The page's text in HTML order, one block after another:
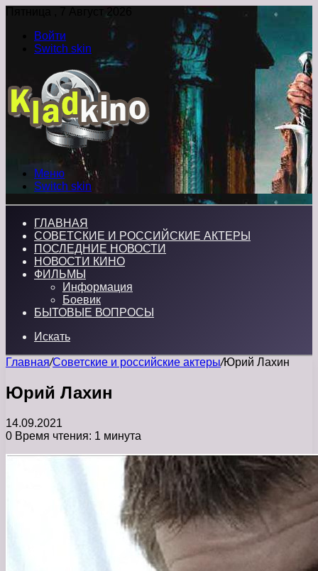
Пятница , 7 Август 2026
Войти
Switch skin
Меню
Switch skin
ГЛАВНАЯ
СОВЕТСКИЕ И РОССИЙСКИЕ АКТЕРЫ
ПОСЛЕДНИЕ НОВОСТИ
НОВОСТИ КИНО
ФИЛЬМЫ
Информация
Боевик
БЫТОВЫЕ ВОПРОСЫ
Искать
Главная/Советские и российские актеры/Юрий Лахин
Юрий Лахин
14.09.2021
0 Время чтения: 1 минута